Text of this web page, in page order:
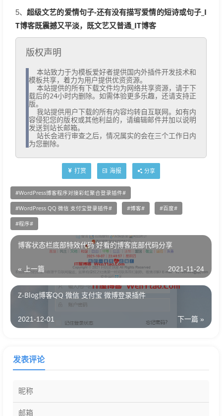
5、超级文艺的爱情句子-还有没有描写爱情的短诗或句子_I
T博客既震撼又平淡，既文艺又普通_IT博客
版权声明
模板共享，着力为用户提供优资资源。
载后的24小时内删除。如需体验更多乐趣，还请支持正
版。
容侵犯您的版权或其他利益的，请编辑邮件并加以说明
发送到站长邮箱。
为您删除。
打赏 海报 分享
WordPress博客程序对接彩虹聚合登录插件
WordPress QQ 微信 支付宝登录插件 博客 百度
程序
博客状态栏底部特效代码 好看的博客底部代码分享
« 上一篇 2021-11-24
Z-Blog博客QQ 微信 支付宝 微博登录插件
下一篇 »
2021-12-01
发表评论